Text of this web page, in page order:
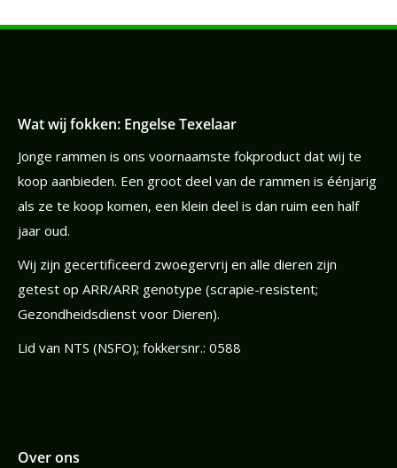
Wat wij fokken: Engelse Texelaar
Jonge rammen is ons voornaamste fokproduct dat wij te
koop aanbieden. Een groot deel van de rammen is éénjarig
als ze te koop komen, een klein deel is dan ruim een half
jaar oud.
Wij zijn gecertificeerd zwoegervrij en alle dieren zijn
getest op ARR/ARR genotype (scrapie-resistent;
Gezondheidsdienst voor Dieren).
Lid van NTS (NSFO); fokkersnr.: 0588
Over ons